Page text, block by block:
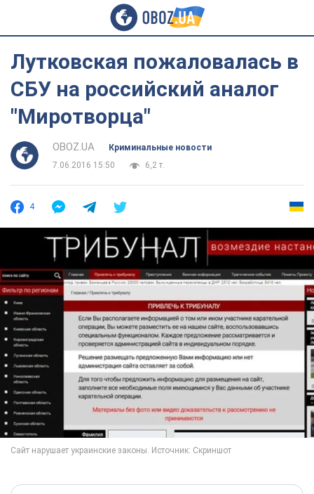
Лутковская пожаловалась в
СБУ на российский аналог
"Миротворца"
OBOZ.UA
Криминальные новости
7.06.2016 15:50
6,2 т.
4